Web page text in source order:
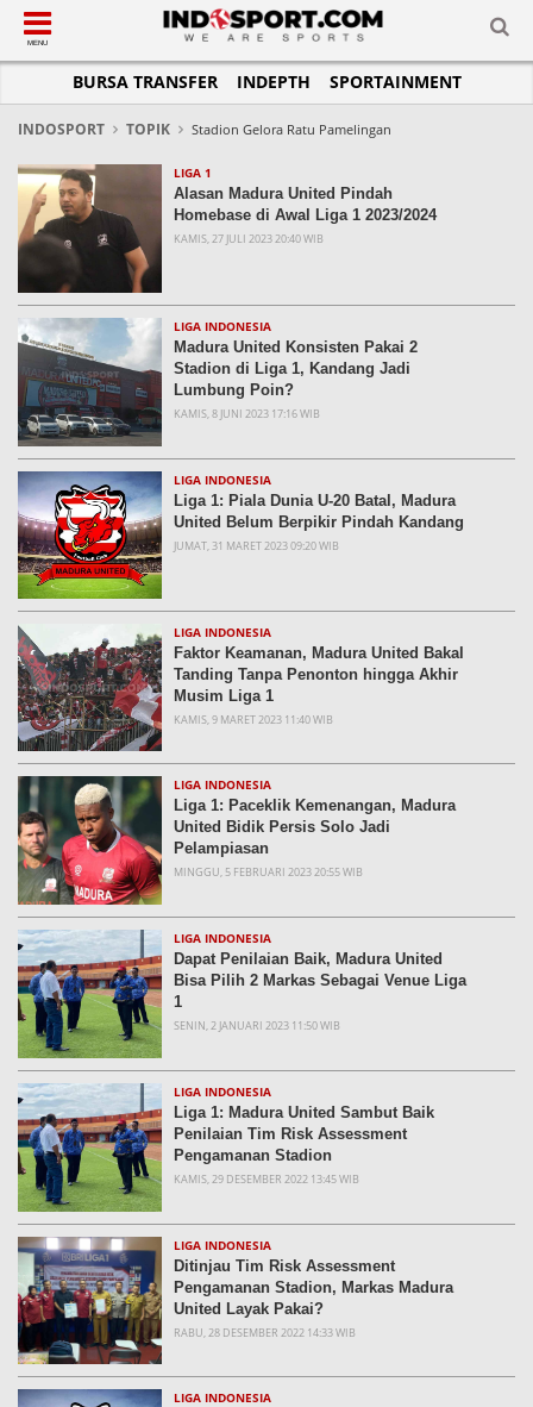
SUB-MENU
SEPAKBOLA
LIGA 1
LIGA 2
LIGA INGGRIS
LIGA ITALIA
LIGA SPANYOL
LIGA CHAMPIONS
LIGA JERMAN
LIGA PRANCIS
LIGA EUROPA
SUB-MENU
SPORTAINMENT
SELEBSPORT
LIFESTYLE
SUB-MENU
OTOMOTIF
MOTOGP
FORMULA 1
OTOMANIA
SUB-MENU
RAKET
MMA
FUTSAL
OLIMPIK
E-SPORT
SUB-MENU
JADWAL
KLASEMEN
SUB-MENU
TOPIK HARI INI
PERATURAN OLAHRAGA
TIPS DAN TRIK
INFOGRAFIS
GALERI FOTO
TEMPAT OLAHRAGA
PASUKAN SEHAT
KOMUNITAS SEHAT
MENU
BURSA TRANSFER INDEPTH SPORTAINMENT
INDOSPORT TOPIK Stadion Gelora Ratu Pamelingan
LIGA 1
Alasan Madura United Pindah
Homebase di Awal Liga 1 2023/2024
KAMIS, 27 JULI 2023 20:40 WIB
LIGA INDONESIA
Madura United Konsisten Pakai 2
Stadion di Liga 1, Kandang Jadi
Lumbung Poin?
KAMIS, 8 JUNI 2023 17:16 WIB
LIGA INDONESIA
Liga 1: Piala Dunia U-20 Batal, Madura
United Belum Berpikir Pindah Kandang
JUMAT, 31 MARET 2023 09:20 WIB
LIGA INDONESIA
Faktor Keamanan, Madura United Bakal
Tanding Tanpa Penonton hingga Akhir
Musim Liga 1
KAMIS, 9 MARET 2023 11:40 WIB
LIGA INDONESIA
Liga 1: Paceklik Kemenangan, Madura
United Bidik Persis Solo Jadi
Pelampiasan
MINGGU, 5 FEBRUARI 2023 20:55 WIB
LIGA INDONESIA
Dapat Penilaian Baik, Madura United
Bisa Pilih 2 Markas Sebagai Venue Liga
1
SENIN, 2 JANUARI 2023 11:50 WIB
LIGA INDONESIA
Liga 1: Madura United Sambut Baik
Penilaian Tim Risk Assessment
Pengamanan Stadion
KAMIS, 29 DESEMBER 2022 13:45 WIB
LIGA INDONESIA
Ditinjau Tim Risk Assessment
Pengamanan Stadion, Markas Madura
United Layak Pakai?
RABU, 28 DESEMBER 2022 14:33 WIB
LIGA INDONESIA